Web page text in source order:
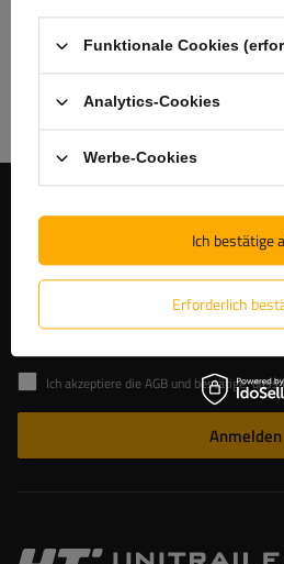
Erfahren Sie mehr
Begleiten Sie uns
Melden Sie sich für unseren Newsletter
Sonderangebote regelmäßig zu erhalten.
Geben Sie Ihre E-Mail-Adresse ein
Ich akzeptiere die AGB und bestätige, dass ich die
Anmelden
Funktionale Cookies
Analytics-Cookies
Werbe-Cookies
Erforderlich
Ich bestätige